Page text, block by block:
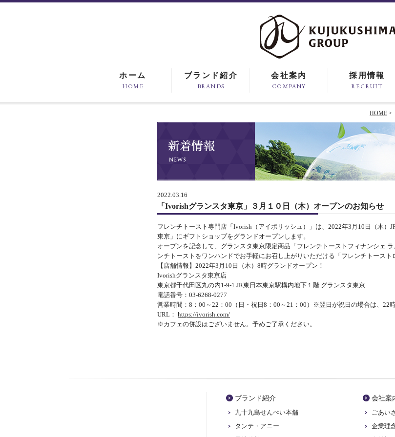
ホーム
HOME
ブランド紹介
BRANDS
会社案内
COMPANY
採用情報
RECRUIT
HOME >
2022.03.16
「Ivorishグランスタ東京」３月１０日（木）オープンのお知らせ
フレンチトースト専門店「Ivorish（アイボリッシュ）」は、2022年3月10日（木）
東京」にギフトショップをグランドオープンします。
オープンを記念して、グランスタ東京限定商品「フレンチトーストフィナンシェ
ンチトーストをワンハンドでお手軽にお召し上がりいただける「フレンチトースト
【店舗情報】2022年3月10日（木）8時グランドオープン！
Ivorishグランスタ東京店
東京都千代田区丸の内1-9-1 JR東日本東京駅構内地下１階 グランスタ東京
電話番号：03-6268-0277
営業時間：8：00～22：00（日・祝日8：00～21：00）※翌日が祝日の場合は、22
URL： https://ivorish.com/
※カフェの併設はございません。予めご了承ください。
ブランド紹介
九十九島せんぺい本舗
タンテ・アニー
会社案
ごあい
企業理